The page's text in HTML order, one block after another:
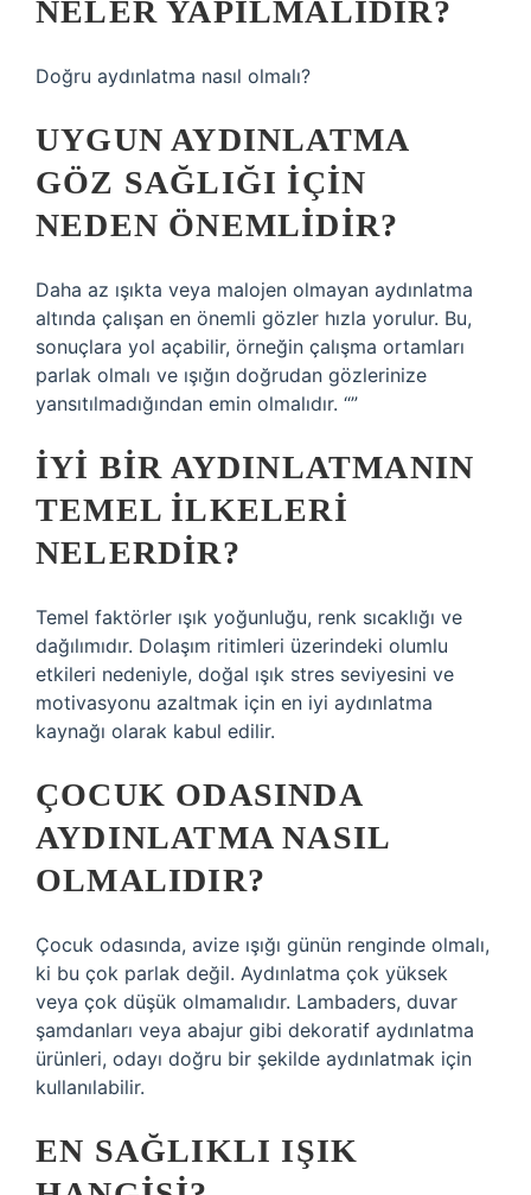
NELER YAPILMALIDIR?
Doğru aydınlatma nasıl olmalı?
UYGUN AYDINLATMA
GÖZ SAĞLIĞI IÇIN
NEDEN ÖNEMLIDIR?
Daha az ışıkta veya malojen olmayan aydınlatma
altında çalışan en önemli gözler hızla yorulur. Bu,
sonuçlara yol açabilir, örneğin çalışma ortamları
parlak olmalı ve ışığın doğrudan gözlerinize
yansıtılmadığından emin olmalıdır. “”
İYI BIR AYDINLATMANIN
TEMEL ILKELERI
NELERDIR?
Temel faktörler ışık yoğunluğu, renk sıcaklığı ve
dağılımıdır. Dolaşım ritimleri üzerindeki olumlu
etkileri nedeniyle, doğal ışık stres seviyesini ve
motivasyonu azaltmak için en iyi aydınlatma
kaynağı olarak kabul edilir.
ÇOCUK ODASINDA
AYDINLATMA NASIL
OLMALIDIR?
Çocuk odasında, avize ışığı günün renginde olmalı,
ki bu çok parlak değil. Aydınlatma çok yüksek
veya çok düşük olmamalıdır. Lambaders, duvar
şamdanları veya abajur gibi dekoratif aydınlatma
ürünleri, odayı doğru bir şekilde aydınlatmak için
kullanılabilir.
EN SAĞLIKLI IŞIK